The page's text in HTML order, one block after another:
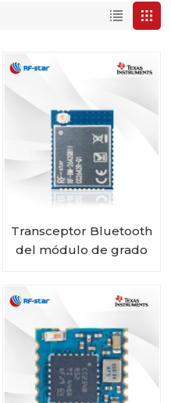
Transceptor Bluetooth
del módulo de grado